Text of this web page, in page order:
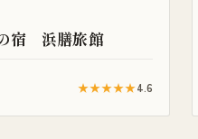
宿 浜膳旅館
★★★★★4.6